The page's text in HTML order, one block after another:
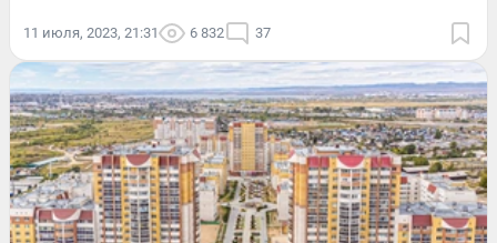
11 июля, 2023, 21:31 6 832 37